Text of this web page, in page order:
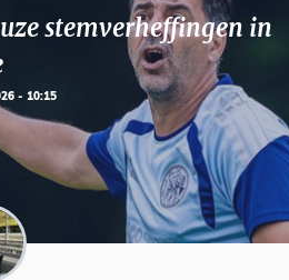
stemverheffingen in
- 10:15